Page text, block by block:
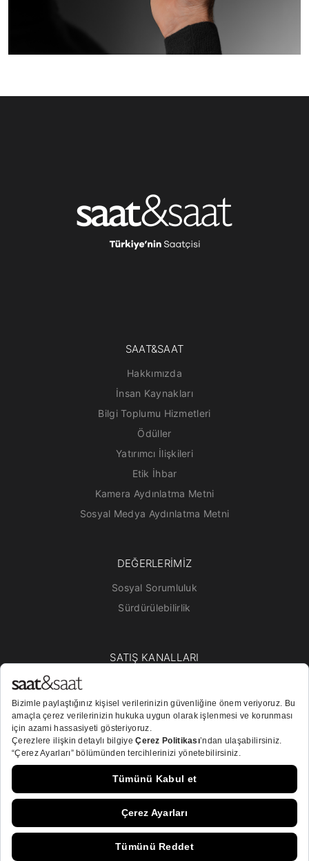
SAAT&SAAT
Hakkımızda
İnsan Kaynakları
Bilgi Toplumu Hizmetleri
Ödüller
Yatırımcı İlişkileri
Etik İhbar
Kamera Aydınlatma Metni
Sosyal Medya Aydınlatma Metni
DEĞERLERİMİZ
Sosyal Sorumluluk
Sürdürülebilirlik
SATIŞ KANALLARI
Online Satış
Bayiler